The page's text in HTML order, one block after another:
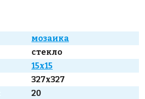
мозаика
стекло
15x15
327x327
20